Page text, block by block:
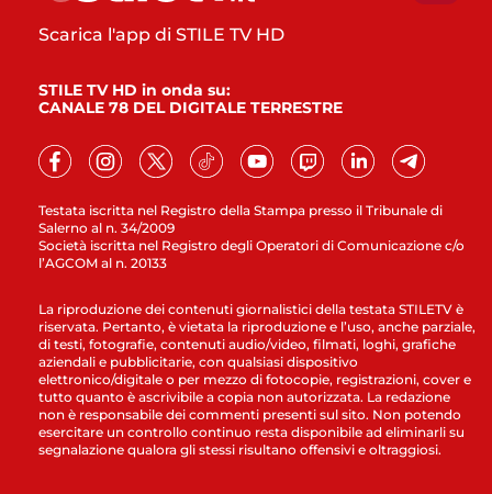
Testata iscritta nel Registro della Stampa presso il Tribunale di
Salerno al n. 34/2009
Società iscritta nel Registro degli Operatori di Comunicazione c/o
l’AGCOM al n. 20133
Scarica l'app di STILE TV HD
STILE TV HD in onda su:
CANALE 78 DEL DIGITALE TERRESTRE
La riproduzione dei contenuti giornalistici della testata STILETV è
riservata. Pertanto, è vietata la riproduzione e l’uso, anche parziale,
di testi, fotografie, contenuti audio/video, filmati, loghi, grafiche
aziendali e pubblicitarie, con qualsiasi dispositivo
elettronico/digitale o per mezzo di fotocopie, registrazioni, cover e
tutto quanto è ascrivibile a copia non autorizzata. La redazione
non è responsabile dei commenti presenti sul sito. Non potendo
esercitare un controllo continuo resta disponibile ad eliminarli su
segnalazione qualora gli stessi risultano offensivi e oltraggiosi.